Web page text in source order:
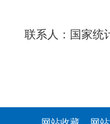
联系人：国家统